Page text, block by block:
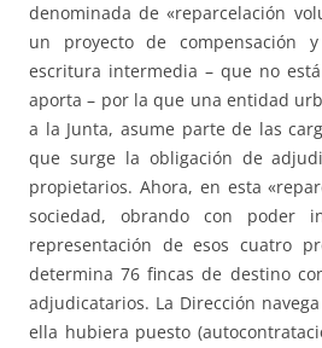
denominada de «reparcelación
un proyecto de compensación
escritura intermedia – que no
aporta – por la que una entidad
a la Junta, asume parte de las
que surge la obligación de
propietarios. Ahora, en esta
sociedad, obrando con poder
representación de esos cuatro
determina 76 fincas de destino
adjudicatarios. La Dirección
ella hubiera puesto